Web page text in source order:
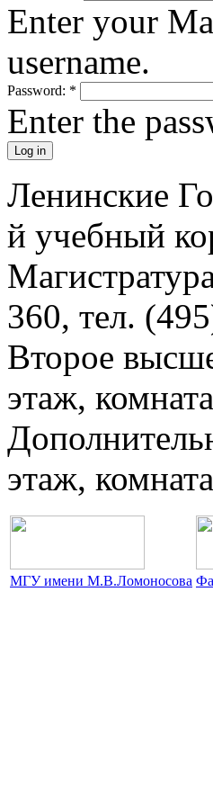
Enter your
username.
Password: *
Enter the
Ленинские
й учебный
360, тел.
Второе
этаж,
этаж,
МГУ имени М.В.Ломоносова